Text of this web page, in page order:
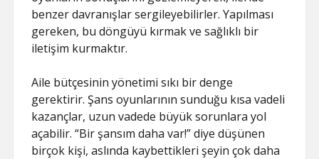
benzer davranışlar sergileyebilirler. Yapılması
gereken, bu döngüyü kırmak ve sağlıklı bir
iletişim kurmaktır.
Aile bütçesinin yönetimi sıkı bir denge
gerektirir. Şans oyunlarının sunduğu kısa vadeli
kazançlar, uzun vadede büyük sorunlara yol
açabilir. “Bir şansım daha var!” diye düşünen
birçok kişi, aslında kaybettikleri şeyin çok daha